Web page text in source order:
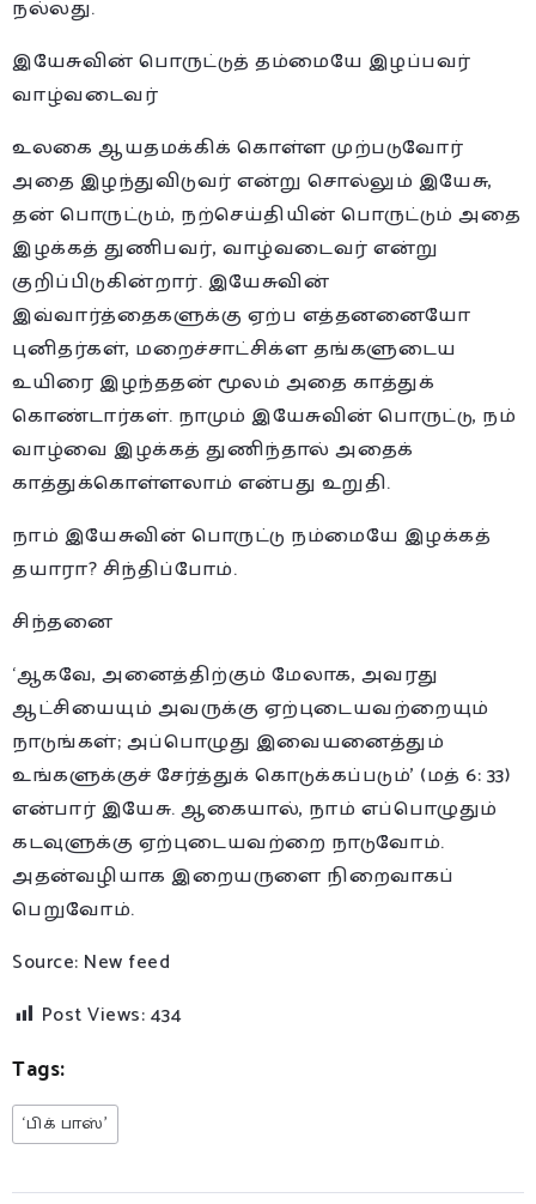
நல்லது.
இயேசுவின் பொருட்டுத் தம்மையே இழப்பவர்
வாழ்வடைவர்
உலகை ஆயதமக்கிக் கொள்ள முற்படுவோர்
அதை இழந்துவிடுவர் என்று சொல்லும் இயேசு,
தன் பொருட்டும், நற்செய்தியின் பொருட்டும் அதை
இழக்கத் துணிபவர், வாழ்வடைவர் என்று
குறிப்பிடுகின்றார். இயேசுவின்
இவ்வார்த்தைகளுக்கு ஏற்ப எத்தனனையோ
புனிதர்கள், மறைச்சாட்சிக்ள தங்களுடைய
உயிரை இழந்ததன் மூலம் அதை காத்துக்
கொண்டார்கள். நாமும் இயேசுவின் பொருட்டு, நம்
வாழ்வை இழக்கத் துணிந்தால் அதைக்
காத்துக்கொள்ளலாம் என்பது உறுதி.
நாம் இயேசுவின் பொருட்டு நம்மையே இழக்கத்
தயாரா? சிந்திப்போம்.
சிந்தனை
‘ஆகவே, அனைத்திற்கும் மேலாக, அவரது
ஆட்சியையும் அவருக்கு ஏற்புடையவற்றையும்
நாடுங்கள்; அப்பொழுது இவையனைத்தும்
உங்களுக்குச் சேர்த்துக் கொடுக்கப்படும்’ (மத் 6: 33)
என்பார் இயேசு. ஆகையால், நாம் எப்பொழுதும்
கடவுளுக்கு ஏற்புடையவற்றை நாடுவோம்.
அதன்வழியாக இறையருளை நிறைவாகப்
பெறுவோம்.
Source: New feed
Post Views:434
Tags:
‘பிக் பாஸ்’